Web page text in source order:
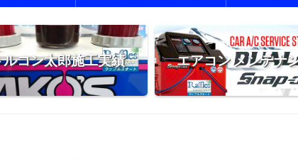
ルコン太郎施工実績 エアコン メンテナ